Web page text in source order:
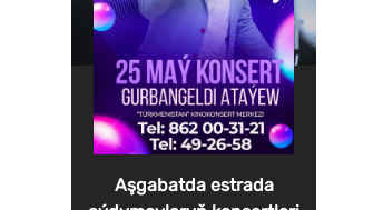
Aşgabatda estrada